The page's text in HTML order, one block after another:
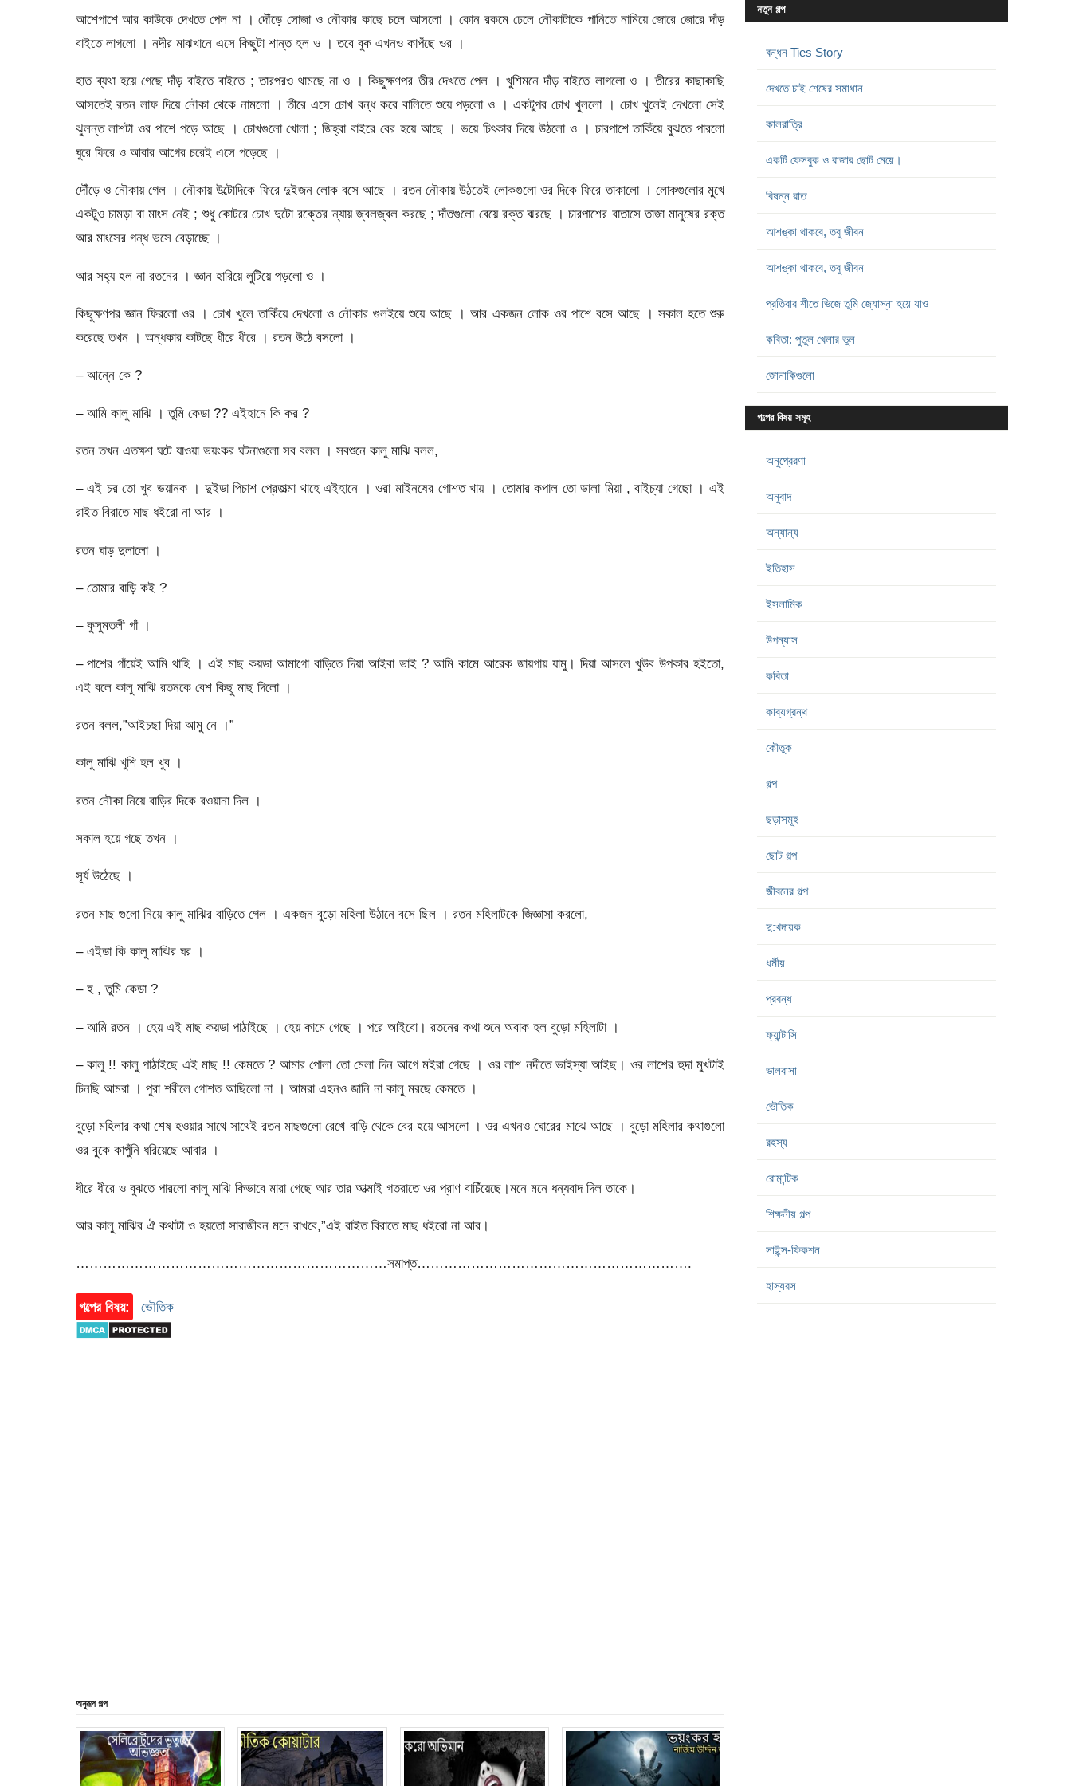
আশেপাশে আর কাউকে দেখতে পেল না । দৌঁড়ে সোজা ও নৌকার কাছে চলে আসলো । কোন রকমে ঢেলে নৌকাটাকে পানিতে নামিয়ে জোরে জোরে দাঁড়
বাইতে লাগলো । নদীর মাঝখানে এসে কিছুটা শান্ত হল ও । তবে বুক এখনও কাপঁছে ওর ।
হাত ব্যথা হয়ে গেছে দাঁড় বাইতে বাইতে ; তারপরও থামছে না ও । কিছুক্ষণপর তীর দেখতে পেল । খুশিমনে দাঁড় বাইতে লাগলো ও । তীরের কাছাকাছি
আসতেই রতন লাফ দিয়ে নৌকা থেকে নামলো । তীরে এসে চোখ বন্ধ করে বালিতে শুয়ে পড়লো ও । একটুপর চোখ খুললো । চোখ খুলেই দেখলো সেই
ঝুলন্ত লাশটা ওর পাশে পড়ে আছে । চোখগুলো খোলা ; জিহ্বা বাইরে বের হয়ে আছে । ভয়ে চিৎকার দিয়ে উঠলো ও । চারপাশে তাকিঁয়ে বুঝতে পারলো
ঘুরে ফিরে ও আবার আগের চরেই এসে পড়েছে ।
দৌঁড়ে ও নৌকায় গেল । নৌকায় উল্টোদিকে ফিরে দুইজন লোক বসে আছে । রতন নৌকায় উঠতেই লোকগুলো ওর দিকে ফিরে তাকালো । লোকগুলোর মুখে
একটুও চামড়া বা মাংস নেই ; শুধু কোটরে চোখ দুটো রক্তের ন্যায় জ্বলজ্বল করছে ; দাঁতগুলো বেয়ে রক্ত ঝরছে । চারপাশের বাতাসে তাজা মানুষের রক্ত
আর মাংসের গন্ধ ভসে বেড়াচ্ছে ।
আর সহ্য হল না রতনের । জ্ঞান হারিয়ে লুটিয়ে পড়লো ও ।
কিছুক্ষণপর জ্ঞান ফিরলো ওর । চোখ খুলে তাকিঁয়ে দেখলো ও নৌকার গুলইয়ে শুয়ে আছে । আর একজন লোক ওর পাশে বসে আছে । সকাল হতে শুরু
করেছে তখন । অন্ধকার কাটছে ধীরে ধীরে । রতন উঠে বসলো ।
– আন্নে কে ?
– আমি কালু মাঝি । তুমি কেডা ?? এইহানে কি কর ?
রতন তখন এতক্ষণ ঘটে যাওয়া ভয়ংকর ঘটনাগুলো সব বলল । সবশুনে কালু মাঝি বলল,
– এই চর তো খুব ভয়ানক । দুইডা পিচাশ প্রেতাত্মা থাহে এইহানে । ওরা মাইনষের গোশত খায় । তোমার কপাল তো ভালা মিয়া , বাইচ্যা গেছো । এই
রাইত বিরাতে মাছ ধইরো না আর ।
রতন ঘাড় দুলালো ।
– তোমার বাড়ি কই ?
– কুসুমতলী গাঁ ।
– পাশের গাঁয়েই আমি থাহি । এই মাছ কয়ডা আমাগো বাড়িতে দিয়া আইবা ভাই ? আমি কামে আরেক জায়গায় যামু। দিয়া আসলে খুউব উপকার হইতো,
এই বলে কালু মাঝি রতনকে বেশ কিছু মাছ দিলো ।
রতন বলল,”আইচছা দিয়া আমু নে ।”
কালু মাঝি খুশি হল খুব ।
রতন নৌকা নিয়ে বাড়ির দিকে রওয়ানা দিল ।
সকাল হয়ে গছে তখন ।
সূর্য উঠেছে ।
রতন মাছ গুলো নিয়ে কালু মাঝির বাড়িতে গেল । একজন বুড়ো মহিলা উঠানে বসে ছিল । রতন মহিলাটকে জিজ্ঞাসা করলো,
– এইডা কি কালু মাঝির ঘর ।
– হ , তুমি কেডা ?
– আমি রতন । হেয় এই মাছ কয়ডা পাঠাইছে । হেয় কামে গেছে । পরে আইবো। রতনের কথা শুনে অবাক হল বুড়ো মহিলাটা ।
– কালু !! কালু পাঠাইছে এই মাছ !! কেমতে ? আমার পোলা তো মেলা দিন আগে মইরা গেছে । ওর লাশ নদীতে ভাইস্যা আইছ। ওর লাশের হুদা মুখটাই
চিনছি আমরা । পুরা শরীলে গোশত আছিলো না । আমরা এহনও জানি না কালু মরছে কেমতে ।
বুড়ো মহিলার কথা শেষ হওয়ার সাথে সাথেই রতন মাছগুলো রেখে বাড়ি থেকে বের হয়ে আসলো । ওর এখনও ঘোরের মাঝে আছে । বুড়ো মহিলার কথাগুলো
ওর বুকে কাপুঁনি ধরিয়েছে আবার ।
ধীরে ধীরে ও বুঝতে পারলো কালু মাঝি কিভাবে মারা গেছে আর তার আত্মাই গতরাতে ওর প্রাণ বাচিঁয়েছে।মনে মনে ধন্যবাদ দিল তাকে।
আর কালু মাঝির ঐ কথাটা ও হয়তো সারাজীবন মনে রাখবে,”এই রাইত বিরাতে মাছ ধইরো না আর।
……………………………………………………………সমাপ্ত…………………………………………………….
গল্পের বিষয়: ভৌতিক
অনুরূপ গল্প
নতুন গল্প
বন্ধন Ties Story
দেখতে চাই শেষের সমাধান
কালরাত্রি
একটি ফেসবুক ও রাজার ছোট মেয়ে।
বিষন্ন রাত
আশঙ্কা থাকবে, তবু জীবন
আশঙ্কা থাকবে, তবু জীবন
প্রতিবার শীতে ভিজে তুমি জ্যোস্না হয়ে যাও
কবিতা: পুতুল খেলার ভুল
জোনাকিগুলো
গল্পের বিষয় সমূহ
অনুপ্রেরণা
অনুবাদ
অন্যান্য
ইতিহাস
ইসলামিক
উপন্যাস
কবিতা
কাব্যগ্রন্থ
কৌতুক
গল্প
ছড়াসমূহ
ছোট গল্প
জীবনের গল্প
দু:খদায়ক
ধর্মীয়
প্রবন্ধ
ফ্যান্টাসি
ভালবাসা
ভৌতিক
রহস্য
রোমান্টিক
শিক্ষনীয় গল্প
সাইন্স-ফিকশন
হাস্যরস